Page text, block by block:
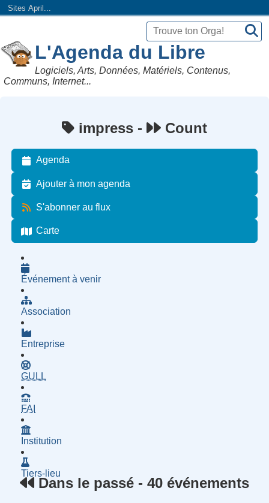
Sites April...
L'Agenda du Libre
Logiciels, Arts, Données, Matériels, Contenus,
Communs, Internet...
impress - Count
Agenda
Ajouter à mon agenda
S'abonner au flux
Carte
Événement à venir
Association
Entreprise
GULL
FAI
Institution
Tiers-lieu
Dans le passé - 40 événements